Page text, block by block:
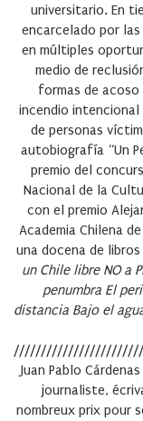
universitario. En
encarcelado por
en múltiples
medio de
formas de
incendio intencional
de personas
autobiografía “Un
premio del
Nacional de la
con el premio
Academia Chilena
una docena de
un Chile libre NO a
penumbra El
distancia Bajo el
Juan Pablo
journaliste,
nombreux prix pour